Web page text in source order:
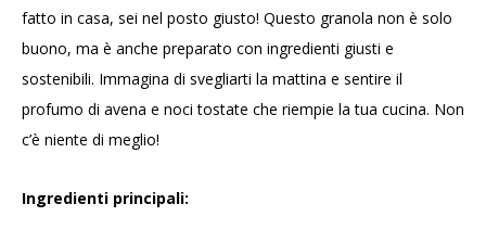
fatto in casa, sei nel posto giusto! Questo granola non è solo
buono, ma è anche preparato con ingredienti giusti e
sostenibili. Immagina di svegliarti la mattina e sentire il
profumo di avena e noci tostate che riempie la tua cucina. Non
c’è niente di meglio!
Ingredienti principali: